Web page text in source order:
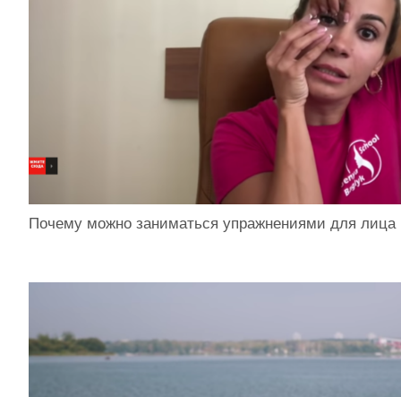
Почему можно заниматься упражнениями для лица